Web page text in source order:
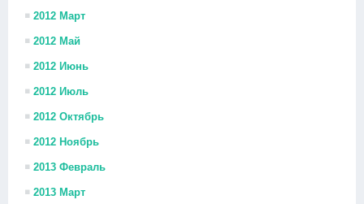
2012 Март
2012 Май
2012 Июнь
2012 Июль
2012 Октябрь
2012 Ноябрь
2013 Февраль
2013 Март